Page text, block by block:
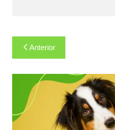
Navegação
de
Post
Anterior